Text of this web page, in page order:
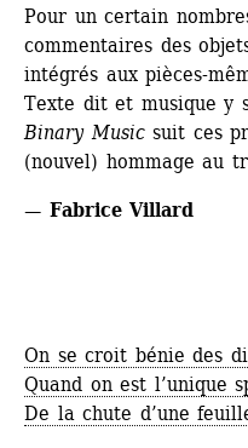
Pour un certain
commentaires des
intégrés aux pièces-
Texte dit et musique y
Binary Musicsuit ces
(nouvel) hommage au
— Fabrice Villard
On se croit bénie des
Quand on est l’unique
De la chute d’une